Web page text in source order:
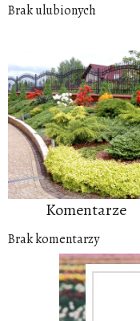
Brak ulubionych
Komentarze
Brak komentarzy